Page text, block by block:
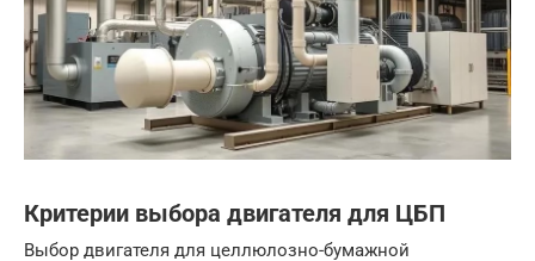
Критерии выбора двигателя для ЦБП
Выбор двигателя для целлюлозно-бумажной